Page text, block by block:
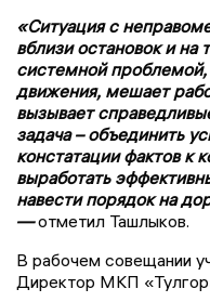
«Ситуация с
вблизи остановок и на
системной проблемой,
движения, мешает
вызывает
задача – объединить
констатации фактов к
выработать
навести порядок на
—отметил Ташлыков.
В рабочем совещании
Директор МКП